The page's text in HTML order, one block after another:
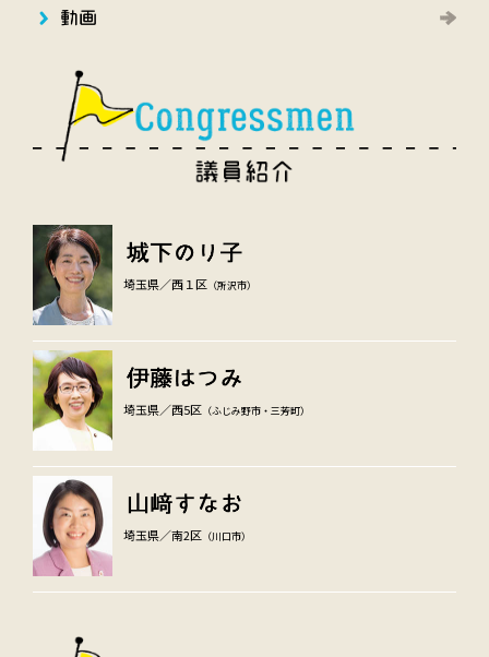
埼玉県／西１区 （所沢市）
埼玉県／西5区 （ふじみ野市・三芳町）
埼玉県／南2区 （川口市）